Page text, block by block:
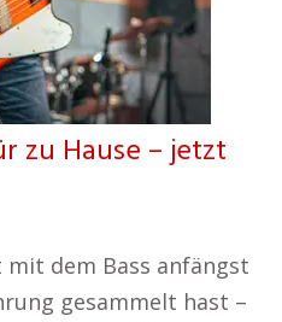
zu Hause – jetzt
mit dem Bass anfängst
gesammelt hast –